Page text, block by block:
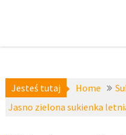
Jesteś tutaj Home
Jasno zielona sukienka